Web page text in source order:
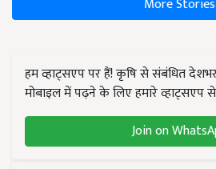
हम व्हाट्सएप पर हैं! कृषि से संबंधित
मोबाइल में पढ़ने के लिए हमारे व्हाट्सएप
Join on